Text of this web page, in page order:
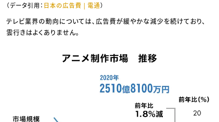
（データ引用： 日本の広告費 | 電通）
テレビ業界の動向については、広告費が緩やかな減少を続けており、
雲行きはよくありません。